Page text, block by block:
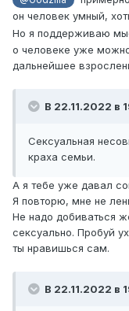
он человек умный,
Но я поддерживаю
о человеке уже
дальнейшее
В 22.11.2022 в
Сексуальная
краха семьи.
А я тебе уже давал
Я повторю, мне не
Не надо добиваться
сексуально. Пробуй
ты нравишься сам.
В 22.11.2022 в